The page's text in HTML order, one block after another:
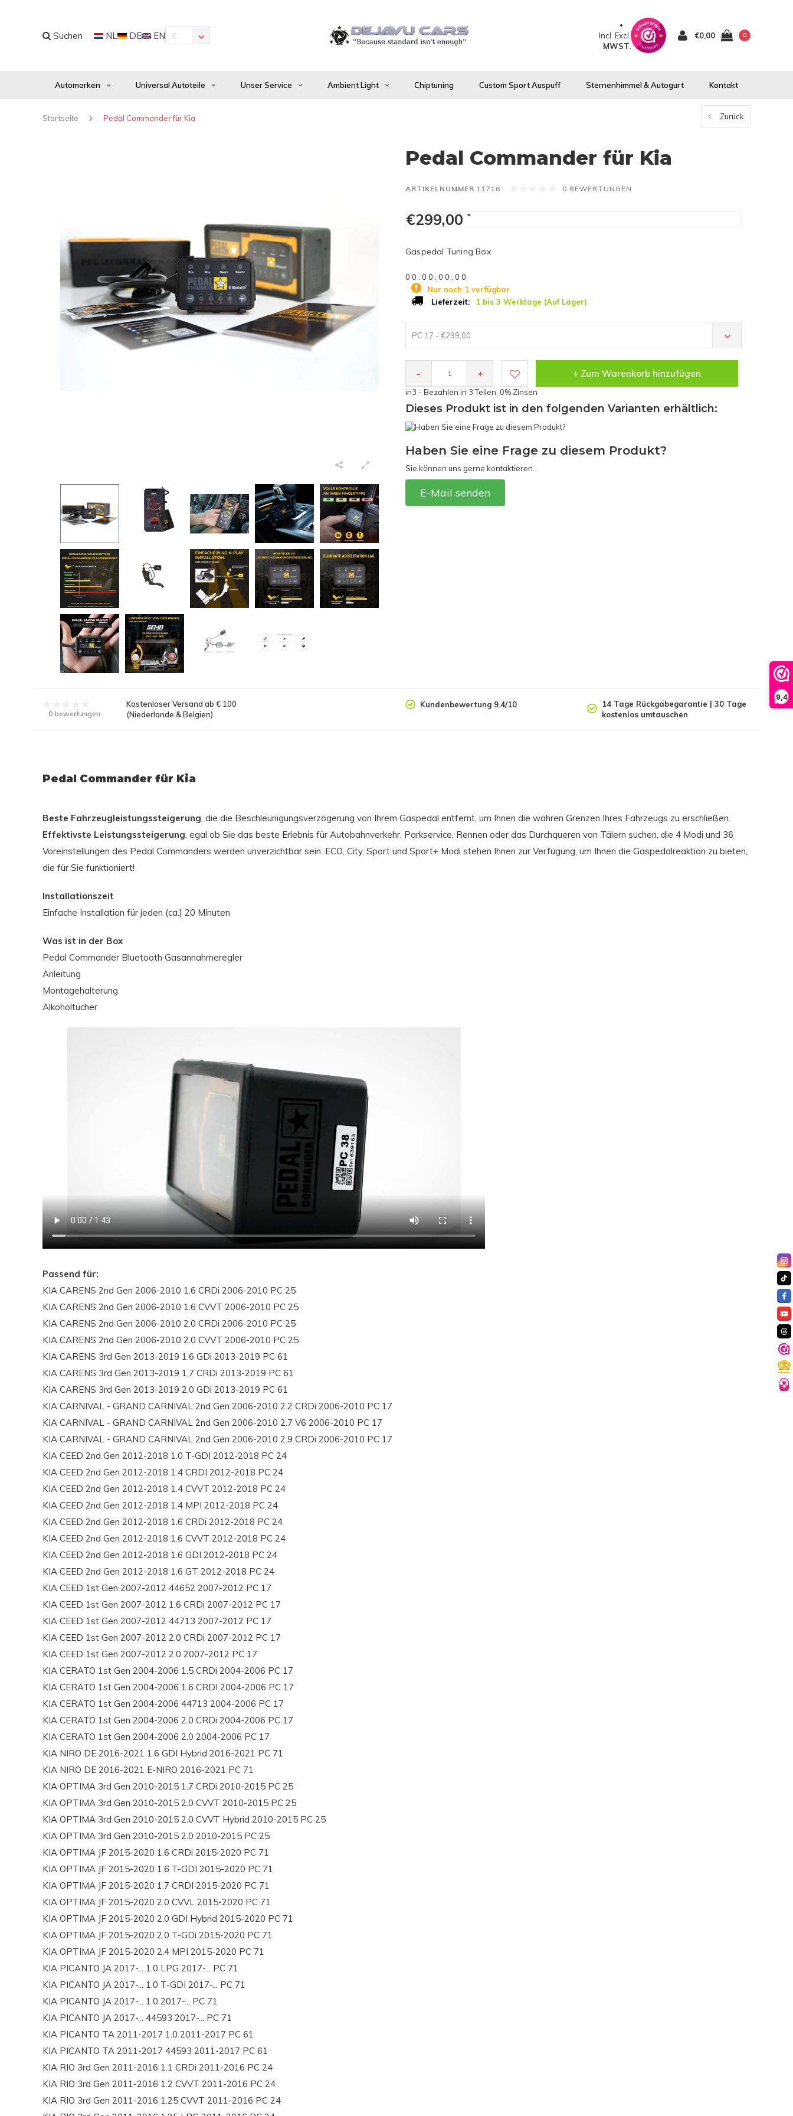
9,4
Suchen NL DE EN € Incl. Excl.
MWST.
€0,00 0
Automarken Universal Autoteile Unser Service Ambient Light Chiptuning Custom Sport Auspuff Sternenhimmel & Autogurt Kontakt
Startseite Pedal Commander für Kia Zurück
Pedal Commander für Kia
ARTIKELNUMMER 11716 0 BEWERTUNGEN
€299,00 *
Gaspedal Tuning Box
0 0 : 0 0 : 0 0 : 0 0
Nur noch 1 verfügbar
Lieferzeit:
1 bis 3 Werktage (Auf Lager)
PC 17 - €299,00
- + + Zum Warenkorb hinzufügen
in3 - Bezahlen in 3 Teilen, 0% Zinsen
Dieses Produkt ist in den folgenden Varianten erhältlich:
Haben Sie eine Frage zu diesem Produkt?
Sie können uns gerne kontaktieren.
E-Mail senden
0 bewertungen
Kostenloser Versand ab € 100
(Niederlande & Belgien)
Kundenbewertung 9.4/10
14 Tage Rückgabegarantie | 30 Tage
kostenlos umtauschen
Pedal Commander für Kia
Beste Fahrzeugleistungssteigerung , die die Beschleunigungsverzögerung von Ihrem Gaspedal entfernt, um Ihnen die wahren Grenzen Ihres Fahrzeugs zu erschließen.
Effektivste Leistungssteigerung , egal ob Sie das beste Erlebnis für Autobahnverkehr, Parkservice, Rennen oder das Durchqueren von Tälern suchen, die 4 Modi und 36
Voreinstellungen des Pedal Commanders werden unverzichtbar sein. ECO, City, Sport und Sport+ Modi stehen Ihnen zur Verfügung, um Ihnen die Gaspedalreaktion zu bieten,
die für Sie funktioniert!
Installationszeit
Einfache Installation für jeden (ca.) 20 Minuten
Was ist in der Box
Pedal Commander Bluetooth Gasannahmeregler
Anleitung
Montagehalterung
Alkoholtücher
Passend für:
KIA CARENS 2nd Gen 2006-2010 1.6 CRDi 2006-2010 PC 25
KIA CARENS 2nd Gen 2006-2010 1.6 CVVT 2006-2010 PC 25
KIA CARENS 2nd Gen 2006-2010 2.0 CRDi 2006-2010 PC 25
KIA CARENS 2nd Gen 2006-2010 2.0 CVVT 2006-2010 PC 25
KIA CARENS 3rd Gen 2013-2019 1.6 GDi 2013-2019 PC 61
KIA CARENS 3rd Gen 2013-2019 1.7 CRDi 2013-2019 PC 61
KIA CARENS 3rd Gen 2013-2019 2.0 GDi 2013-2019 PC 61
KIA CARNIVAL - GRAND CARNIVAL 2nd Gen 2006-2010 2.2 CRDi 2006-2010 PC 17
KIA CARNIVAL - GRAND CARNIVAL 2nd Gen 2006-2010 2.7 V6 2006-2010 PC 17
KIA CARNIVAL - GRAND CARNIVAL 2nd Gen 2006-2010 2.9 CRDi 2006-2010 PC 17
KIA CEED 2nd Gen 2012-2018 1.0 T-GDI 2012-2018 PC 24
KIA CEED 2nd Gen 2012-2018 1.4 CRDI 2012-2018 PC 24
KIA CEED 2nd Gen 2012-2018 1.4 CVVT 2012-2018 PC 24
KIA CEED 2nd Gen 2012-2018 1.4 MPI 2012-2018 PC 24
KIA CEED 2nd Gen 2012-2018 1.6 CRDi 2012-2018 PC 24
KIA CEED 2nd Gen 2012-2018 1.6 CVVT 2012-2018 PC 24
KIA CEED 2nd Gen 2012-2018 1.6 GDI 2012-2018 PC 24
KIA CEED 2nd Gen 2012-2018 1.6 GT 2012-2018 PC 24
KIA CEED 1st Gen 2007-2012 44652 2007-2012 PC 17
KIA CEED 1st Gen 2007-2012 1.6 CRDi 2007-2012 PC 17
KIA CEED 1st Gen 2007-2012 44713 2007-2012 PC 17
KIA CEED 1st Gen 2007-2012 2.0 CRDi 2007-2012 PC 17
KIA CEED 1st Gen 2007-2012 2.0 2007-2012 PC 17
KIA CERATO 1st Gen 2004-2006 1.5 CRDi 2004-2006 PC 17
KIA CERATO 1st Gen 2004-2006 1.6 CRDI 2004-2006 PC 17
KIA CERATO 1st Gen 2004-2006 44713 2004-2006 PC 17
KIA CERATO 1st Gen 2004-2006 2.0 CRDi 2004-2006 PC 17
KIA CERATO 1st Gen 2004-2006 2.0 2004-2006 PC 17
KIA NIRO DE 2016-2021 1.6 GDI Hybrid 2016-2021 PC 71
KIA NIRO DE 2016-2021 E-NIRO 2016-2021 PC 71
KIA OPTIMA 3rd Gen 2010-2015 1.7 CRDi 2010-2015 PC 25
KIA OPTIMA 3rd Gen 2010-2015 2.0 CVVT 2010-2015 PC 25
KIA OPTIMA 3rd Gen 2010-2015 2.0 CVVT Hybrid 2010-2015 PC 25
KIA OPTIMA 3rd Gen 2010-2015 2.0 2010-2015 PC 25
KIA OPTIMA JF 2015-2020 1.6 CRDi 2015-2020 PC 71
KIA OPTIMA JF 2015-2020 1.6 T-GDI 2015-2020 PC 71
KIA OPTIMA JF 2015-2020 1.7 CRDI 2015-2020 PC 71
KIA OPTIMA JF 2015-2020 2.0 CVVL 2015-2020 PC 71
KIA OPTIMA JF 2015-2020 2.0 GDI Hybrid 2015-2020 PC 71
KIA OPTIMA JF 2015-2020 2.0 T-GDi 2015-2020 PC 71
KIA OPTIMA JF 2015-2020 2.4 MPI 2015-2020 PC 71
KIA PICANTO JA 2017-... 1.0 LPG 2017-... PC 71
KIA PICANTO JA 2017-... 1.0 T-GDI 2017-... PC 71
KIA PICANTO JA 2017-... 1.0 2017-... PC 71
KIA PICANTO JA 2017-... 44593 2017-... PC 71
KIA PICANTO TA 2011-2017 1.0 2011-2017 PC 61
KIA PICANTO TA 2011-2017 44593 2011-2017 PC 61
KIA RIO 3rd Gen 2011-2016 1.1 CRDi 2011-2016 PC 24
KIA RIO 3rd Gen 2011-2016 1.2 CVVT 2011-2016 PC 24
KIA RIO 3rd Gen 2011-2016 1.25 CVVT 2011-2016 PC 24